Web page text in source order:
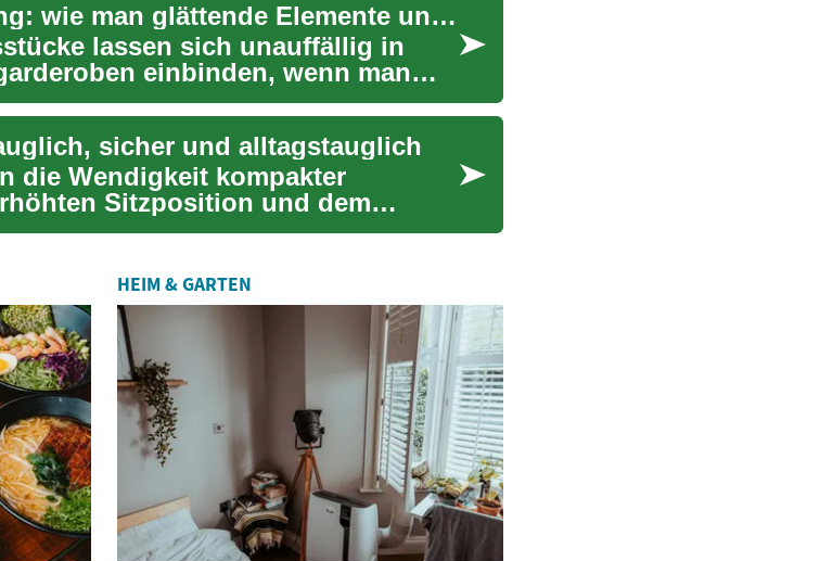
Schichten und Styling: wie man glättende Elemente unauffällig trägt
lassen sich unauffällig in
einbinden, wenn man
sicher und alltagstauglich
die Wendigkeit kompakter
Sitzposition und dem
HEIM & GARTEN